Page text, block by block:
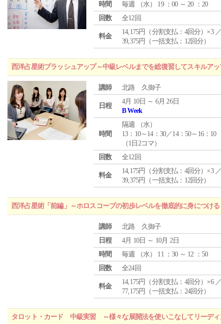
時間
毎週 （水） 19 ：00 ～ 20 ：20
回数
全12回
料金
14,175円（分割支払：4回分）×3
39,375円（一括支払：12回分）
西洋占星術ブラッシュアップ～中級レベルまでを総復習してスキルア
講師 北路 久御子
日程
4月 10日 ～ 6月 26日
B Week
時間
隔週 （水）
13：10～14：30／14：50～16：10
（1日2コマ）
回数
全12回
料金
14,175円（分割支払：4回分）×3
39,375円（一括支払：12回分）
西洋占星術「前編」～ホロスコープの初歩レベルを徹底的に身につける
講師
北路 久御子
日程
4月 10日 ～ 10月 2日
時間
毎週 （水） 11 ：30 ～ 12 ：50
回数
全24回
料金
14,175円（分割支払：4回分）×6
77,175円（一括支払：24回分）
タロット・カード 中級実習 ～様々な展開法を使いこなしてリーディ